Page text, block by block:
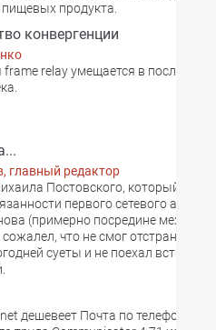
продукта.
конвергенции
frame relay умещается в последние
главный редактор
Постовского, который в
первого сетевого
(примерно посредине между
что не смог отстраниться
суеты и не поехал
дешевеет Почта по телефону